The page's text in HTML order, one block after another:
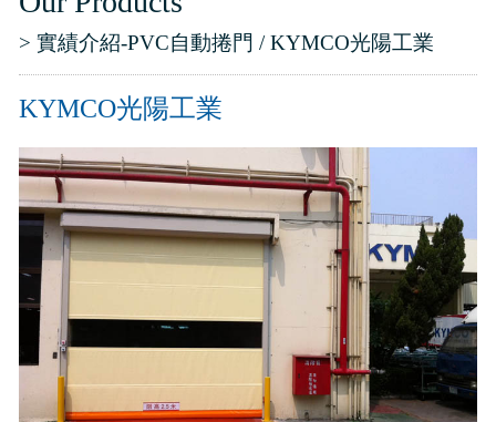
實績介紹-滑升門列表
> 實績介紹-PVC自動捲門 / KYMCO光陽工業
KYMCO光陽工業